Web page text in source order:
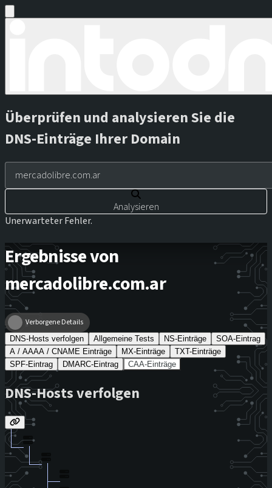
Überprüfen und analysieren Sie die
DNS-Einträge Ihrer Domain
Analysieren
Unerwarteter Fehler.
Ergebnisse von
mercadolibre.com.ar
Verborgene Details
DNS-Hosts verfolgen Allgemeine Tests NS-Einträge
SOA-Eintrag
A / AAAA / CNAME Einträge
MX-Einträge
TXT-Einträge
SPF-Eintrag
DMARC-Eintrag CAA-Einträge
DNS-Hosts verfolgen